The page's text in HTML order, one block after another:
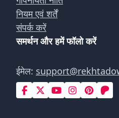
नियम एवं शर्तें
संपर्क करें
समर्थन और हमें फॉलो करें
ईमेल: